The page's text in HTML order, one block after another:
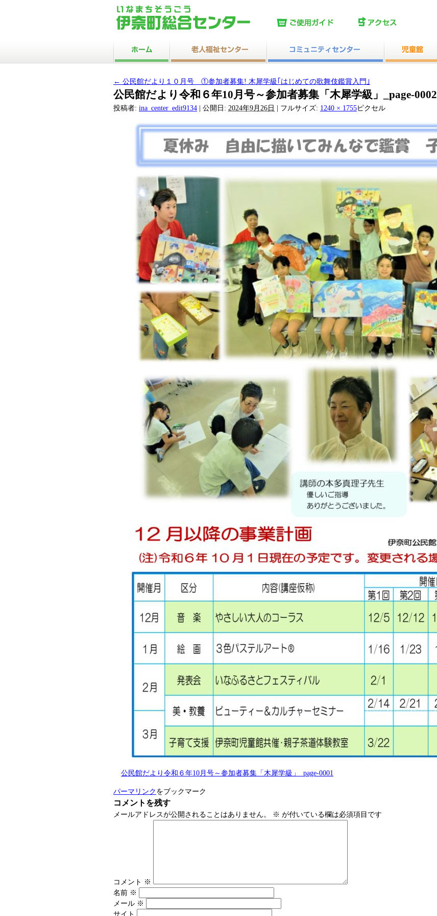
← 公民館だより１０月号 ①参加者募集! 木犀学級｢はじめての歌舞伎鑑賞入門｣
公民館だより令和６年10月号～参加者募集「木犀学級」_page-0002
投稿者: ina_center_edit9134 公開日: 2024年9月26日 フルサイズ: 1240 × 1755ピクセル
公民館だより令和６年10月号～参加者募集「木犀学級」_page-0001
パーマリンク をブックマーク
コメントを残す
メールアドレスが公開されることはありません。 ※ が付いている欄は必須項目です
コメント ※
名前 ※
メール ※
サイト